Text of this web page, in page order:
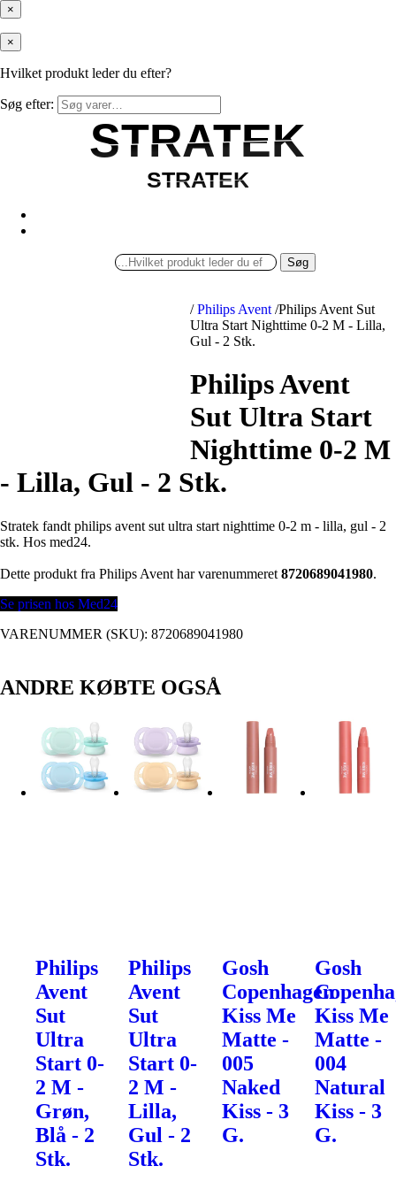
×
×
Hvilket produkt leder du efter?
Søg efter:
STRATEK
STRATEK
STRATEK
STRATEK
Søg
/ Philips Avent /Philips Avent Sut
Ultra Start Nighttime 0-2 M - Lilla,
Gul - 2 Stk.
Philips Avent
Sut Ultra Start
Nighttime 0-2 M
- Lilla, Gul - 2 Stk.
Stratek fandt philips avent sut ultra start nighttime 0-2 m - lilla, gul - 2
stk. Hos med24.
Dette produkt fra Philips Avent har varenummeret 8720689041980.
Se prisen hos Med24
VARENUMMER (SKU): 8720689041980
ANDRE KØBTE OGSÅ
Philips
Avent
Sut
Ultra
Start 0-
2 M -
Grøn,
Blå - 2
Stk.
Philips
Avent
Sut
Ultra
Start 0-
2 M -
Lilla,
Gul - 2
Stk.
Gosh
Copenhagen
Kiss Me
Matte -
005
Naked
Kiss - 3
G.
Gosh
Kiss Me
Matte -
004
Natural
Kiss - 3
G.